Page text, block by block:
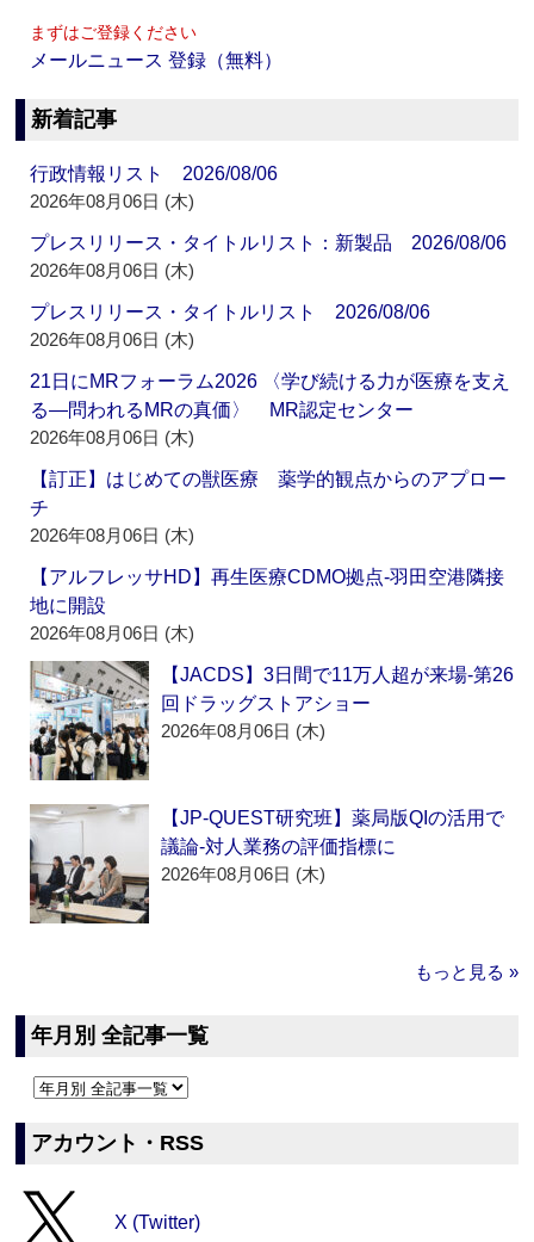
まずはご登録ください
メールニュース 登録（無料）
新着記事
行政情報リスト 2026/08/06
2026年08月06日 (木)
プレスリリース・タイトルリスト：新製品 2026/08/06
2026年08月06日 (木)
プレスリリース・タイトルリスト 2026/08/06
2026年08月06日 (木)
21日にMRフォーラム2026 〈学び続ける力が医療を支え
る―問われるMRの真価〉 MR認定センター
2026年08月06日 (木)
【訂正】はじめての獣医療 薬学的観点からのアプロー
チ
2026年08月06日 (木)
【アルフレッサHD】再生医療CDMO拠点‐羽田空港隣接
地に開設
2026年08月06日 (木)
【JACDS】3日間で11万人超が来場‐第26
回ドラッグストアショー
2026年08月06日 (木)
【JP-QUEST研究班】薬局版QIの活用で
議論‐対人業務の評価指標に
2026年08月06日 (木)
もっと見る »
年月別 全記事一覧
アカウント・RSS
X (Twitter)